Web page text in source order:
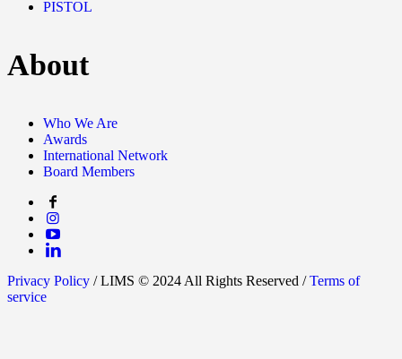
PISTOL
About
Who We Are
Awards
International Network
Board Members
Privacy Policy / LIMS © 2024 All Rights Reserved /Terms of
service